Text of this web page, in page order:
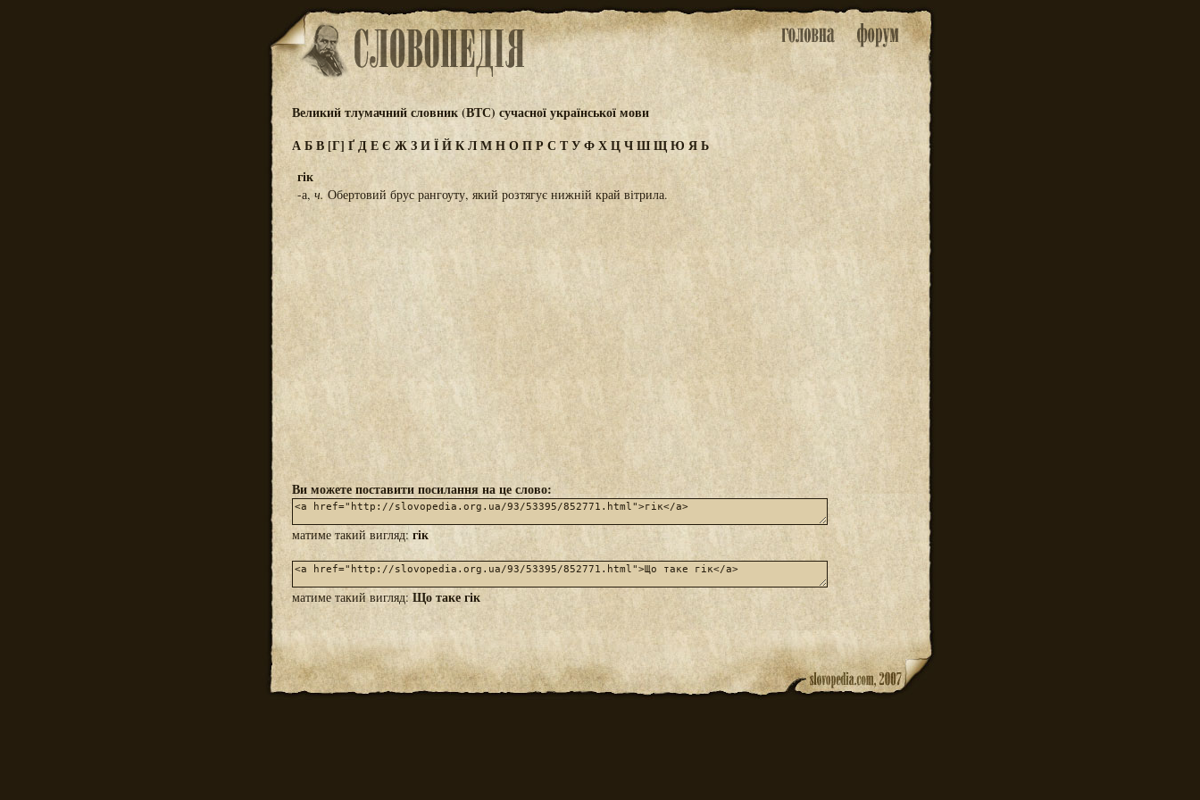
Великий тлумачний словник (ВТС) сучасної української мови
АБВ[Г] ҐДЕЄ ЖЗИЇЙКЛМНОПРС ТУФХЦЧШЩЮ ЯЬ
гік
-а,ч. Обертовий брус рангоуту, який розтягує нижній край вітрила.
Ви можете поставити посилання на це слово:
матиме такий вигляд: гік
матиме такий вигляд:Що таке гік